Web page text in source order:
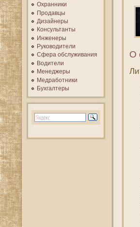
Охранники
Продавцы
Дизайнеры
Консультанты
Инженеры
Руководители
Сфера обслуживания
Водители
Менеджеры
Медработники
Бухгалтеры
О